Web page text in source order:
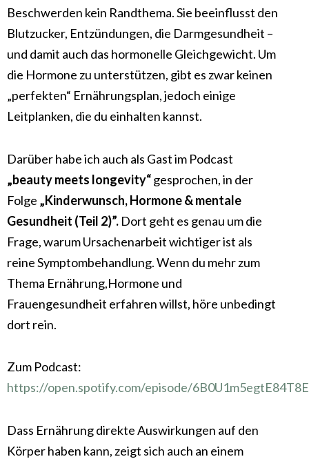
Beschwerden kein Randthema. Sie beeinflusst den
Blutzucker, Entzündungen, die Darmgesundheit –
und damit auch das hormonelle Gleichgewicht. Um
die Hormone zu unterstützen, gibt es zwar keinen
„perfekten“ Ernährungsplan, jedoch einige
Leitplanken, die du einhalten kannst.
Darüber habe ich auch als Gast im Podcast
„beauty meets longevity“gesprochen, in der
Folge „Kinderwunsch, Hormone & mentale
Gesundheit (Teil 2)”. Dort geht es genau um die
Frage, warum Ursachenarbeit wichtiger ist als
reine Symptombehandlung. Wenn du mehr zum
Thema Ernährung,Hormone und
Frauengesundheit erfahren willst, höre unbedingt
dort rein.
Zum Podcast:
https://open.spotify.com/episode/
Dass Ernährung direkte Auswirkungen auf den
Körper haben kann, zeigt sich auch an einem